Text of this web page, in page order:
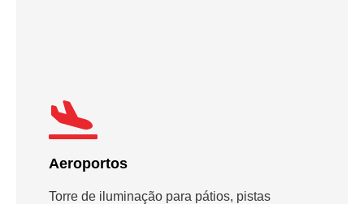
Aeroportos
Torre de iluminação para pátios, pistas